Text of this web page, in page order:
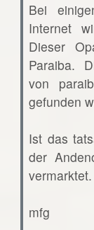
Bei
Internet
Dieser
Paraiba.
von
gefunden
Ist das
der
vermarktet.
mfg